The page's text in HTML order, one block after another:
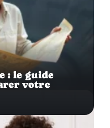
: le guide
votre